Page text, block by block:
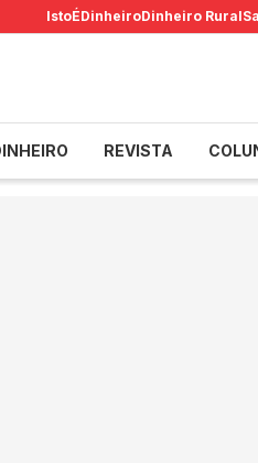
IstoÉDinheiroDinheiro Rural
REVISTA